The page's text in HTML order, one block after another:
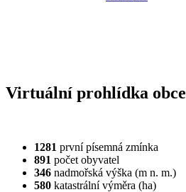
Virtuální prohlídka obce
1281 první písemná zmínka
891 počet obyvatel
346 nadmořská výška (m n. m.)
580 katastrální výměra (ha)